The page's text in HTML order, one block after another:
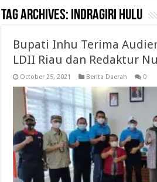
Tag Archives: Indragiri Hulu
Bupati Inhu Terima
LDII Riau dan Redaktur
October 25, 2021 Berita Daerah 0